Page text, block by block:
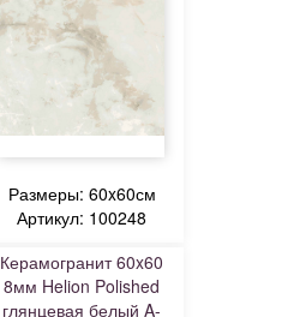
Размеры: 60x60см
Артикул: 100248
Керамогранит 60x60
8мм Helion Polished
глянцевая белый A-